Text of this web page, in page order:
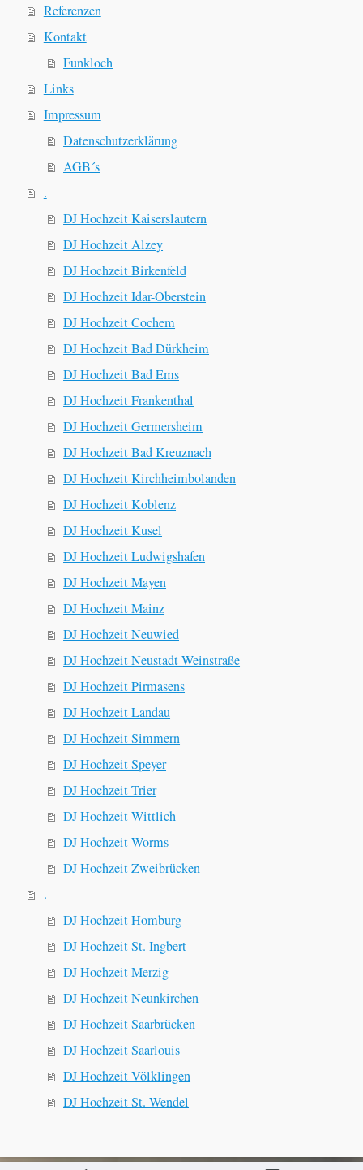
Referenzen
Kontakt
Funkloch
Links
Impressum
Datenschutzerklärung
AGB´s
.
DJ Hochzeit Kaiserslautern
DJ Hochzeit Alzey
DJ Hochzeit Birkenfeld
DJ Hochzeit Idar-Oberstein
DJ Hochzeit Cochem
DJ Hochzeit Bad Dürkheim
DJ Hochzeit Bad Ems
DJ Hochzeit Frankenthal
DJ Hochzeit Germersheim
DJ Hochzeit Bad Kreuznach
DJ Hochzeit Kirchheimbolanden
DJ Hochzeit Koblenz
DJ Hochzeit Kusel
DJ Hochzeit Ludwigshafen
DJ Hochzeit Mayen
DJ Hochzeit Mainz
DJ Hochzeit Neuwied
DJ Hochzeit Neustadt Weinstraße
DJ Hochzeit Pirmasens
DJ Hochzeit Landau
DJ Hochzeit Simmern
DJ Hochzeit Speyer
DJ Hochzeit Trier
DJ Hochzeit Wittlich
DJ Hochzeit Worms
DJ Hochzeit Zweibrücken
.
DJ Hochzeit Homburg
DJ Hochzeit St. Ingbert
DJ Hochzeit Merzig
DJ Hochzeit Neunkirchen
DJ Hochzeit Saarbrücken
DJ Hochzeit Saarlouis
DJ Hochzeit Völklingen
DJ Hochzeit St. Wendel